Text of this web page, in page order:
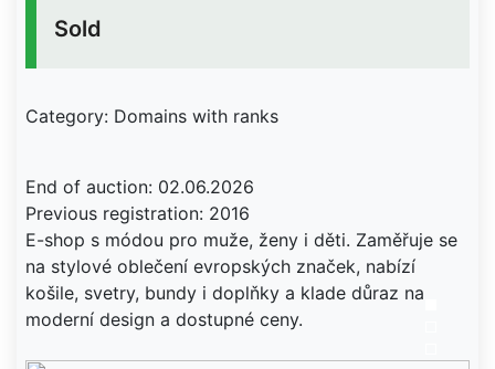
Sold
Category: Domains with ranks
End of auction: 02.06.2026
Previous registration: 2016
E-shop s módou pro muže, ženy i děti. Zaměřuje se
na stylové oblečení evropských značek, nabízí
košile, svetry, bundy i doplňky a klade důraz na
moderní design a dostupné ceny.